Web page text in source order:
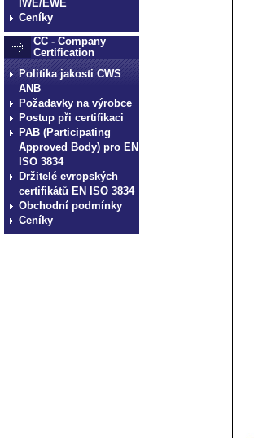
IWE/EWE
Ceníky
CC - Company
Certification
Politika jakosti CWS
ANB
Požadavky na výrobce
Postup při certifikaci
PAB (Participating
Approved Body) pro EN
ISO 3834
Držitelé evropských
certifikátů EN ISO 3834
Obchodní podmínky
Ceníky